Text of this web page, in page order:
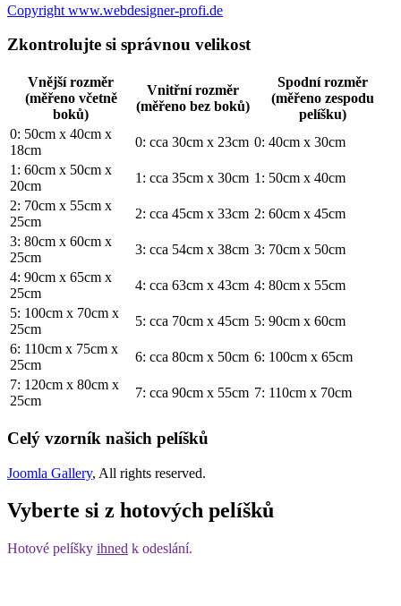
Copyright www.webdesigner-profi.de
Zkontrolujte si správnou velikost
Vnější rozměr
(měřeno včetně
boků)
Vnitřní rozměr
(měřeno bez boků)
Spodní rozměr
(měřeno zespodu
pelíšku)
0: 50cm x 40cm x
18cm
0: cca 30cm x 23cm 0: 40cm x 30cm
1: 60cm x 50cm x
20cm
1: cca 35cm x 30cm 1: 50cm x 40cm
2: 70cm x 55cm x
25cm
2: cca 45cm x 33cm 2: 60cm x 45cm
3: 80cm x 60cm x
25cm
3: cca 54cm x 38cm 3: 70cm x 50cm
4: 90cm x 65cm x
25cm
4: cca 63cm x 43cm 4: 80cm x 55cm
5: 100cm x 70cm x
25cm
5: cca 70cm x 45cm 5: 90cm x 60cm
6: 110cm x 75cm x
25cm
6: cca 80cm x 50cm 6: 100cm x 65cm
7: 120cm x 80cm x
25cm
7: cca 90cm x 55cm 7: 110cm x 70cm
Celý vzorník našich pelíšků
Joomla Gallery, All rights reserved.
Vyberte si z hotových pelíšků
Hotové pelíšky ihned k odeslání.